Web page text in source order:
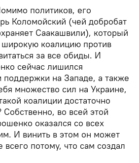
политиков, его
Коломойский (чей добробат
Саакашвили), который
широкую коалицию против
за все обиды. И
сейчас лишился
поддержки на Западе, а также
множество сил на Украине,
коалиции достаточно
Собственно, во всей этой
оказался со всех
И винить в этом он может
потому, что сам создал